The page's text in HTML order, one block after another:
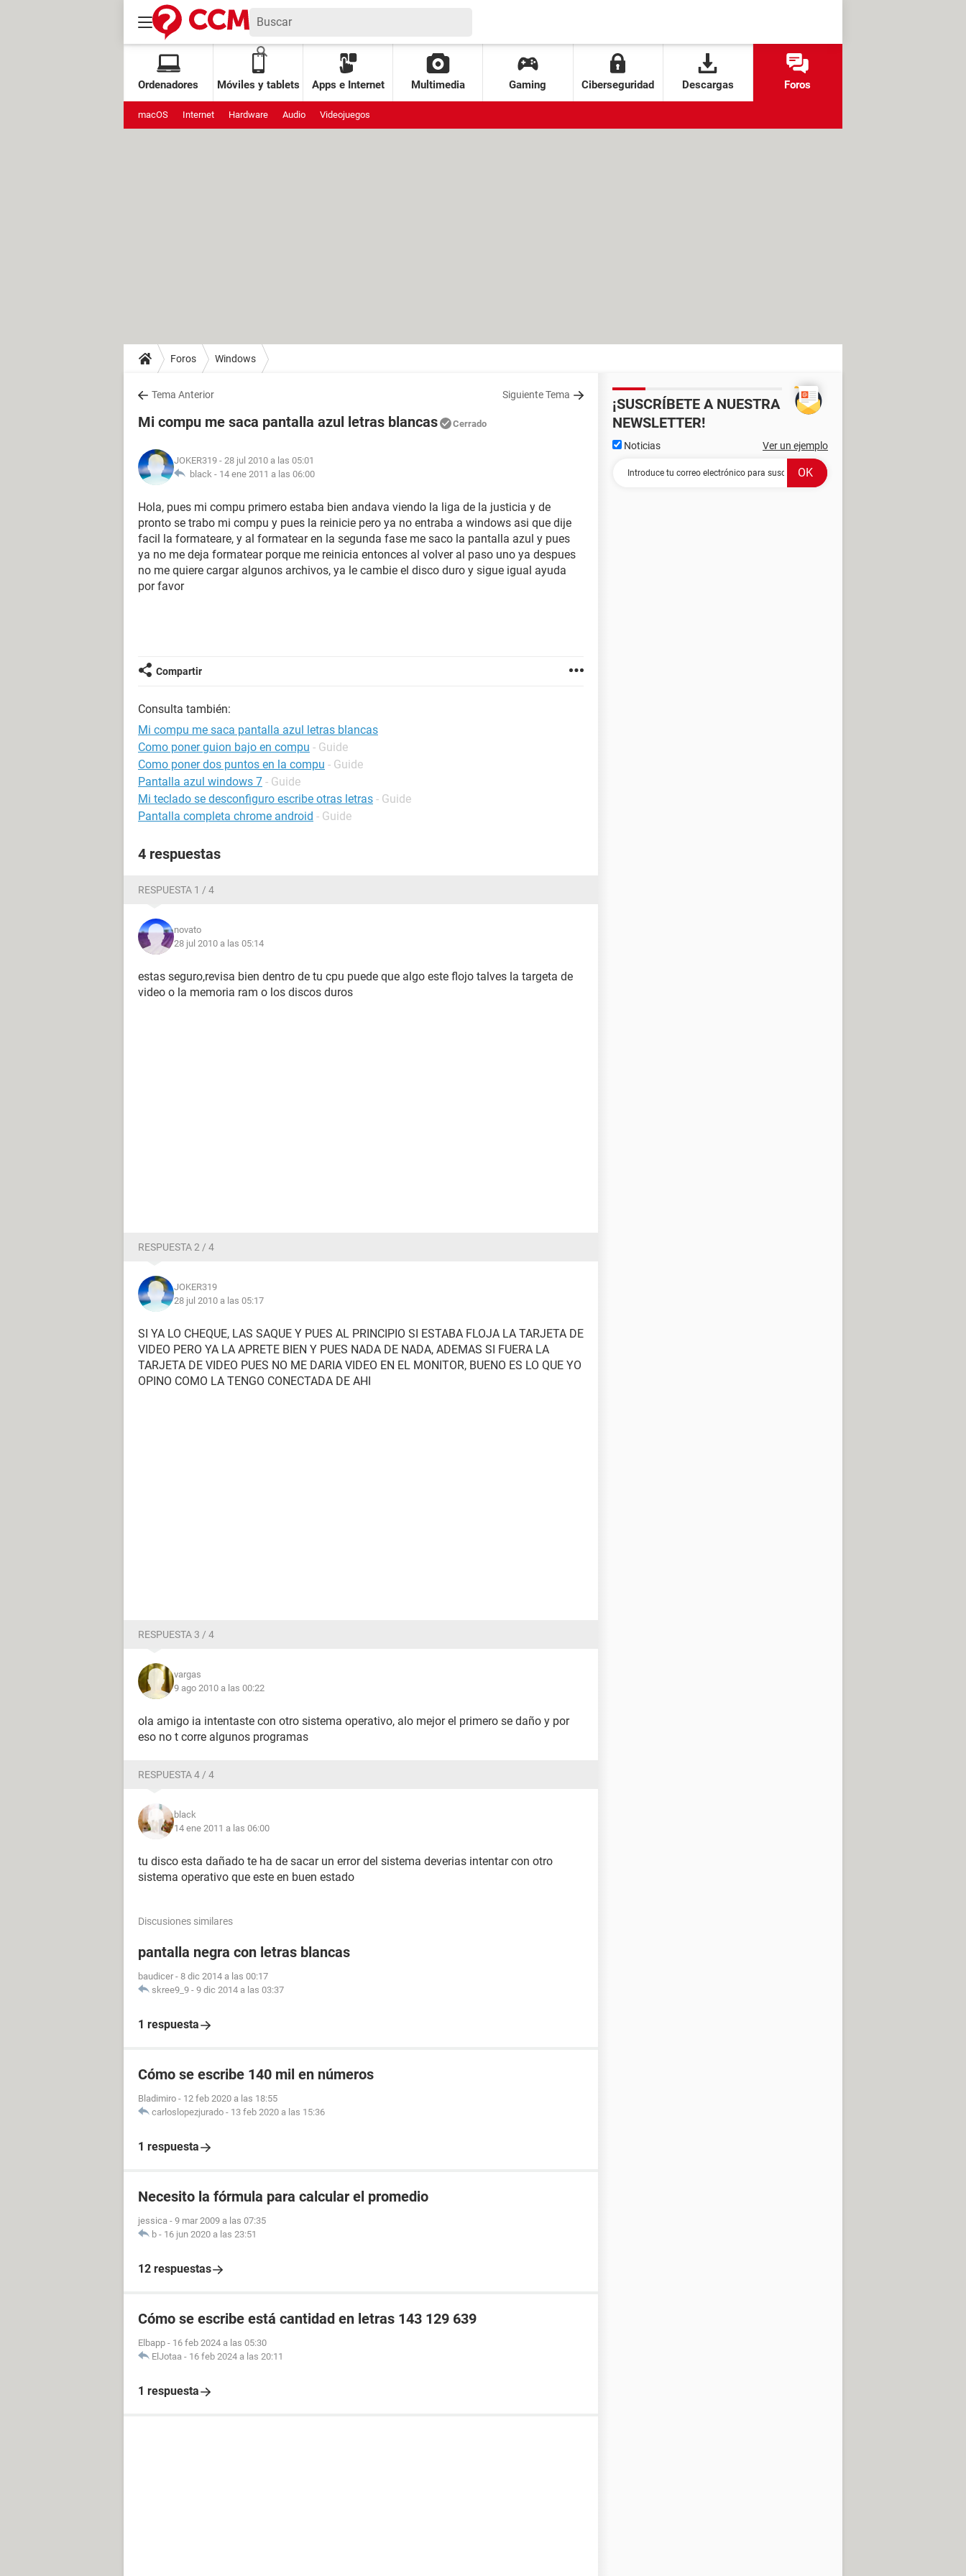
Ordenadores Móviles y tablets Apps e Internet Multimedia Gaming Ciberseguridad Descargas Foros
macOS Internet Hardware Audio Videojuegos
Foros Windows
Tema Anterior Siguiente Tema
Mi compu me saca pantalla azul letras blancas Cerrado
JOKER319 - 28 jul 2010 a las 05:01
black - 14 ene 2011 a las 06:00
Hola, pues mi compu primero estaba bien andava viendo la liga de la justicia y de
pronto se trabo mi compu y pues la reinicie pero ya no entraba a windows asi que dije
facil la formateare, y al formatear en la segunda fase me saco la pantalla azul y pues
ya no me deja formatear porque me reinicia entonces al volver al paso uno ya despues
no me quiere cargar algunos archivos, ya le cambie el disco duro y sigue igual ayuda
por favor
Compartir
Consulta también:
Mi compu me saca pantalla azul letras blancas
Como poner guion bajo en compu - Guide
Como poner dos puntos en la compu - Guide
Pantalla azul windows 7 - Guide
Mi teclado se desconfiguro escribe otras letras - Guide
Pantalla completa chrome android - Guide
4 respuestas
RESPUESTA 1 / 4
novato
28 jul 2010 a las 05:14
estas seguro,revisa bien dentro de tu cpu puede que algo este flojo talves la targeta de
video o la memoria ram o los discos duros
RESPUESTA 2 / 4
JOKER319
28 jul 2010 a las 05:17
SI YA LO CHEQUE, LAS SAQUE Y PUES AL PRINCIPIO SI ESTABA FLOJA LA TARJETA DE
VIDEO PERO YA LA APRETE BIEN Y PUES NADA DE NADA, ADEMAS SI FUERA LA
TARJETA DE VIDEO PUES NO ME DARIA VIDEO EN EL MONITOR, BUENO ES LO QUE YO
OPINO COMO LA TENGO CONECTADA DE AHI
RESPUESTA 3 / 4
vargas
9 ago 2010 a las 00:22
ola amigo ia intentaste con otro sistema operativo, alo mejor el primero se daño y por
eso no t corre algunos programas
RESPUESTA 4 / 4
black
14 ene 2011 a las 06:00
tu disco esta dañado te ha de sacar un error del sistema deverias intentar con otro
sistema operativo que este en buen estado
Discusiones similares
pantalla negra con letras blancas
baudicer - 8 dic 2014 a las 00:17
skree9_9 - 9 dic 2014 a las 03:37
1 respuesta
Cómo se escribe 140 mil en números
Bladimiro - 12 feb 2020 a las 18:55
carloslopezjurado - 13 feb 2020 a las 15:36
1 respuesta
Necesito la fórmula para calcular el promedio
jessica - 9 mar 2009 a las 07:35
b - 16 jun 2020 a las 23:51
12 respuestas
Cómo se escribe está cantidad en letras 143 129 639
Elbapp - 16 feb 2024 a las 05:30
ElJotaa - 16 feb 2024 a las 20:11
1 respuesta
¡SUSCRÍBETE A NUESTRA
NEWSLETTER!
Noticias Ver un ejemplo